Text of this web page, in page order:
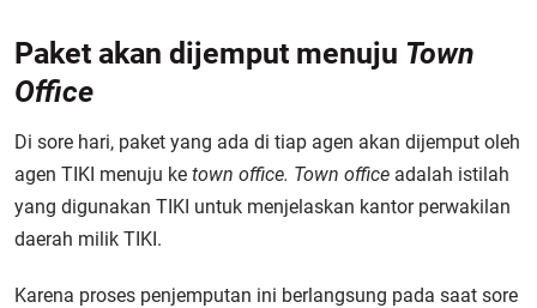
Paket akan dijemput menuju Town
Office
Di sore hari, paket yang ada di tiap agen akan dijemput oleh
agen TIKI menuju ke town office. Town office adalah istilah
yang digunakan TIKI untuk menjelaskan kantor perwakilan
daerah milik TIKI.
Karena proses penjemputan ini berlangsung pada saat sore